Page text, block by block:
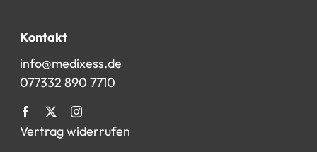
Kontakt
info@medixess.de
077332 890 7710
Vertrag widerrufen